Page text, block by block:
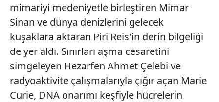
mimariyi medeniyetle birleştiren Mimar
Sinan ve dünya denizlerini gelecek
kuşaklara aktaran Piri Reis'in derin bilgeliği
de yer aldı. Sınırları aşma cesaretini
simgeleyen Hezarfen Ahmet Çelebi ve
radyoaktivite çalışmalarıyla çığır açan Marie
Curie, DNA onarımı keşfiyle hücrelerin